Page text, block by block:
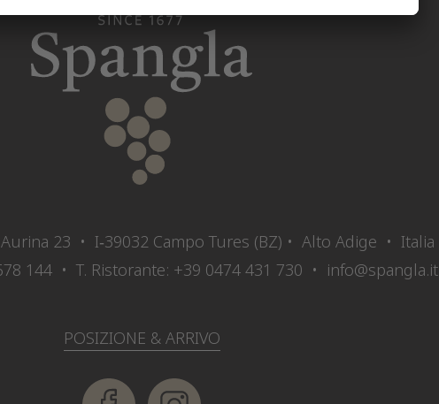
23 • I‑39032 Campo Tures (BZ) • Alto Adige • Italia
144 • T. Ristorante: +39 0474 431 730 • info@spangla.it
POSIZIONE & ARRIVO